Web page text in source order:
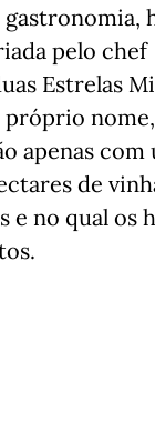
pelo
Estrelas
próprio
apenas com
de
e no qual os